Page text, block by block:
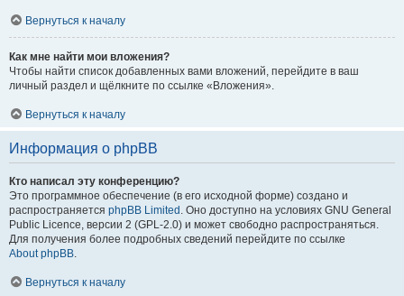
Вернуться к началу
Как мне найти мои вложения?
Чтобы найти список добавленных вами вложений, перейдите в ваш
личный раздел и щёлкните по ссылке «Вложения».
Вернуться к началу
Информация о phpBB
Кто написал эту конференцию?
Это программное обеспечение (в его исходной форме) создано и
распространяется phpBB Limited . Оно доступно на условиях GNU General
Public Licence, версии 2 (GPL-2.0) и может свободно распространяться.
Для получения более подробных сведений перейдите по ссылке
About phpBB.
Вернуться к началу